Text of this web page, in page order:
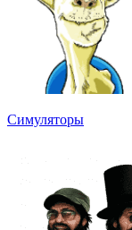
Симуляторы